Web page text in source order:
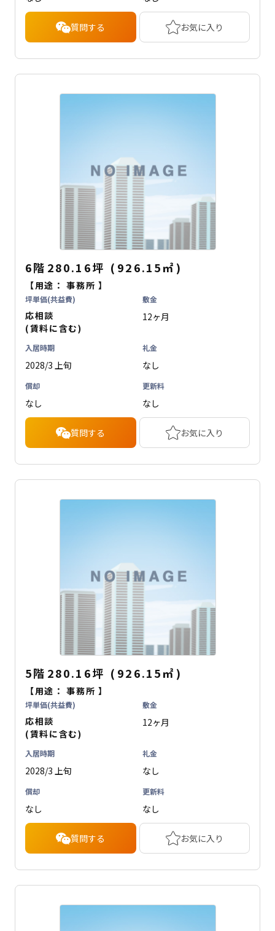
質問する お気に入り
6階 280.16坪 ( 926.15㎡ )
【用途：事務所 】
坪単価(共益費)
応相談
(賃料に含む)
敷金
12ヶ月
入居時期
2028/3 上旬
礼金
なし
償却
なし
更新料
なし
質問する お気に入り
5階 280.16坪 ( 926.15㎡ )
【用途：事務所 】
坪単価(共益費)
応相談
(賃料に含む)
敷金
12ヶ月
入居時期
2028/3 上旬
礼金
なし
償却
なし
更新料
なし
質問する お気に入り